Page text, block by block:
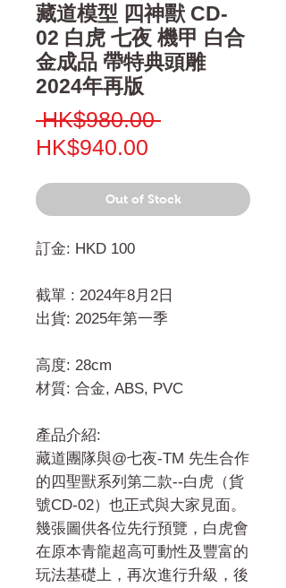
藏道模型 四神獸 CD-
02 白虎 七夜 機甲 白合
金成品 帶特典頭雕
2024年再版
HK$980.00 Regular
HK$940.00
Out of Stock
訂金: HKD 100
截單 : 2024年8月2日
出貨: 2025年第一季
高度: 28cm
材質: 合金, ABS, PVC
產品介紹:
藏道團隊與@七夜-TM 先生合作
的四聖獸系列第二款--白虎（貨
號CD-02）也正式與大家見面。
幾張圖供各位先行預覽，白虎會
在原本青龍超高可動性及豐富的
玩法基礎上，再次進行升級，後